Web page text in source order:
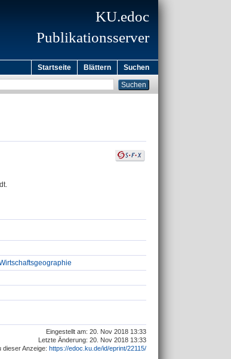
KU.edoc
Publikationsserver
Startseite Blättern Suchen
Eingestellt am: 20. Nov 2018 13:33
Letzte Änderung: 20. Nov 2018 13:33
dieser Anzeige: https://edoc.ku.de/id/eprint/22115/